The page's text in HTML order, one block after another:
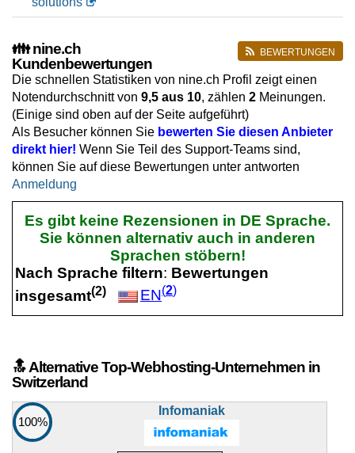
CHF5,50
1 GB
🔧 Cloud - 💻 Linux/Windows
Nine Kubernetes Engine (NKE)
Eigenschaften*
CHF305,30/Mo.ohne 8.1% MwSt
10 GB
Mai 2026
4 GB / 0
🔧 SSL-Zertifikate
Single domain TLS certificate
Eigenschaften *
CHF10,00/Mo.ohne 8.1% MwSt
1
Wildcard TLS certificate
Eigenschaften*
BEWERTUNGEN
👪 nine.ch
Kundenbewertungen
Die schnellen Statistiken von nine.ch Profil zeigt einen
Notendurchschnitt von 9,5 aus 10, zählen 2 Meinungen.
(Einige sind oben auf der Seite aufgeführt)
Als Besucher können Sie bewerten Sie diesen Anbieter
direkt hier! Wenn Sie Teil des Support-Teams sind,
können Sie auf diese Bewertungen unter antworten
Anmeldung
Es gibt keine Rezensionen in DE Sprache.
Sie können alternativ auch in anderen
Sprachen stöbern!
Nach Sprache filtern: Bewertungen
insgesamt(2) EN(2)
🔝 Alternative Top-Webhosting-Unternehmen in
Switzerland
100%
Infomaniak